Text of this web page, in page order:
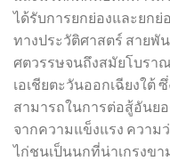
ได้รับการยกย่องและยก
ทางประวัติศาสตร์ สายพั
ศตวรรษจนถึงสมัยโบรา
เอเชียตะวันออกเฉียงใต้
สามารถในการต่อสู้อันย
จากความแข็งแรง ความ
ไก่ชนเป็นนกที่น่าเกรงข